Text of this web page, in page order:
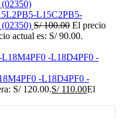
L15C2PB5-
S/100.00 El precio
actual es: S/ 90.00.
-L18D4PF0 -
S/ 120.00.S/110.00El